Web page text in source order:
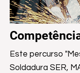
Este percurso
Soldadura SER,